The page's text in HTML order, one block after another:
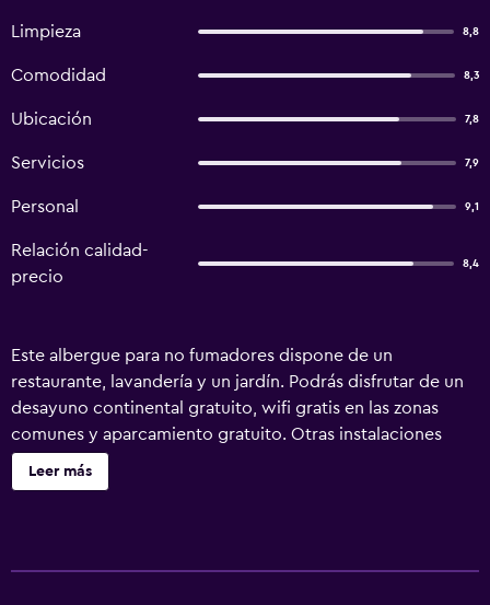
Limpieza 8,8
Comodidad 8,3
Ubicación 7,8
Servicios 7,9
Personal 9,1
Relación calidad-
precio
8,4
Este albergue para no fumadores dispone de un
restaurante, lavandería y un jardín. Podrás disfrutar de un
desayuno continental gratuito, wifi gratis en las zonas
comunes y aparcamiento gratuito. Otras instalaciones
incluyen televisión en una zona común y cajero o servicios
bancarios. HI Alfeizerão - Pousada de Juventude - Hostel
Leer más